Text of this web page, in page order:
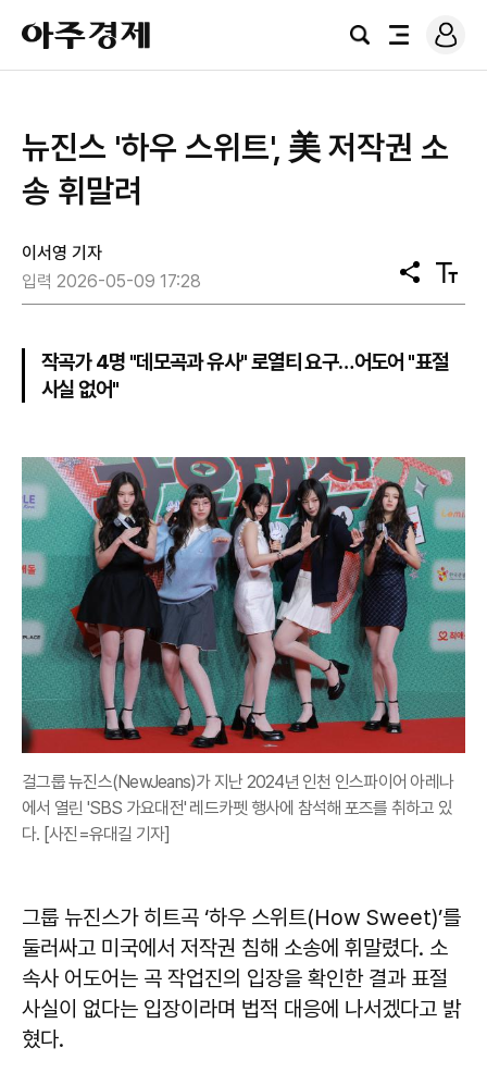
아
주
경
검
전
로
그
뉴진스 '하우 스위트', 美 저작권 소
송 휘말려
이서영 기자
입력 2026-05-09 17:28
공
유
텍
스
기
작곡가 4명 "데모곡과 유사" 로열티 요구…어도어 "표절
사실 없어"
걸그룹 뉴진스(NewJeans)가 지난 2024년 인천 인스파이어 아레나
에서 열린 'SBS 가요대전' 레드카펫 행사에 참석해 포즈를 취하고 있
다. [사진=유대길 기자]
그룹 뉴진스가 히트곡 ‘하우 스위트(How Sweet)’를
둘러싸고 미국에서 저작권 침해 소송에 휘말렸다. 소
속사 어도어는 곡 작업진의 입장을 확인한 결과 표절
사실이 없다는 입장이라며 법적 대응에 나서겠다고 밝
혔다.